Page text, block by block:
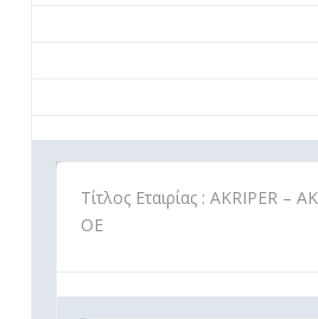
Τίτλος Εταιρίας : AKRIPER –
ΟΕ